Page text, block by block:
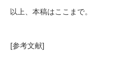
以上、本稿はここまで。
[参考文献]